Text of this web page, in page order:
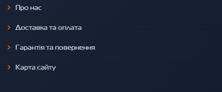
Про нас
Доставка та оплата
Гарантія та повернення
Карта сайту